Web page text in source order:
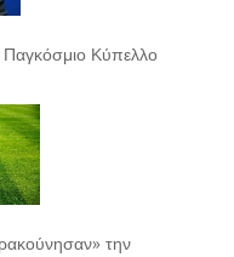
Παγκόσμιο Κύπελλο
την